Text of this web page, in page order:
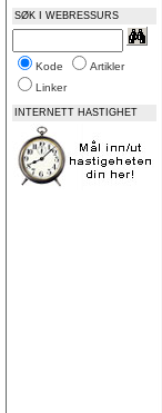
SØK I WEBRESSURS
Kode
Artikler
Linker
INTERNETT HASTIGHET